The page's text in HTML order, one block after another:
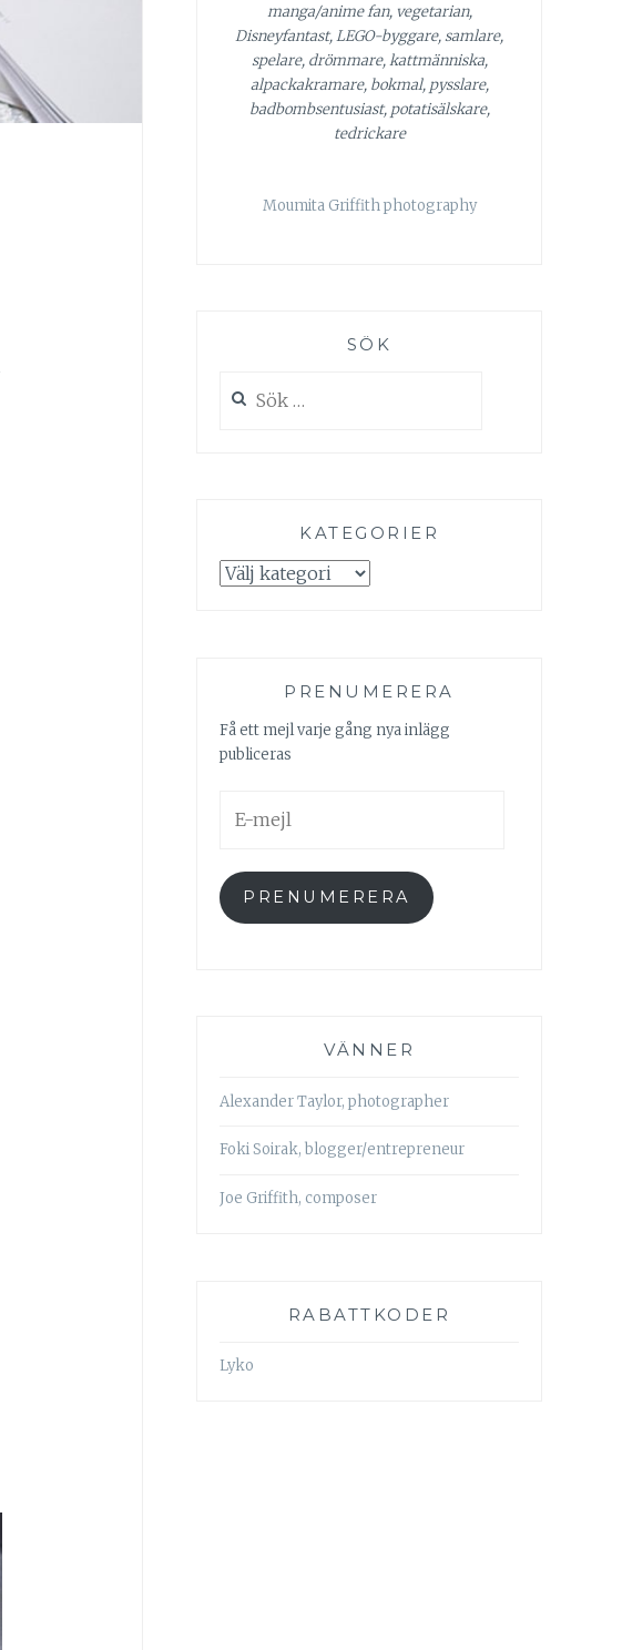
manga/anime fan, vegetarian,
Disneyfantast, LEGO-byggare, samlare,
spelare, drömmare, kattmänniska,
alpackakramare, bokmal, pysslare,
badbombsentusiast, potatisälskare,
tedrickare
Moumita Griffith photography
SÖK
efter:
KATEGORIER
Kategorier
PRENUMERERA
Få ett mejl varje gång nya inlägg
publiceras
mejl
PRENUMERERA
VÄNNER
Alexander Taylor, photographer
Foki Soirak, blogger/entrepreneur
Joe Griffith, composer
RABATTKODER
Lyko